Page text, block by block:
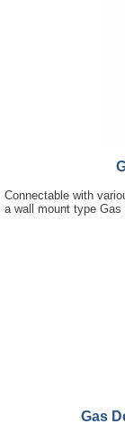
Connectable with
a wall mount type
Gas